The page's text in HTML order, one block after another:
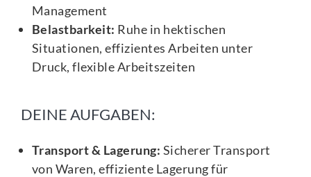
Management
Belastbarkeit: Ruhe in hektischen
Situationen, effizientes Arbeiten unter
Druck, flexible Arbeitszeiten
DEINE AUFGABEN:
Transport & Lagerung: Sicherer Transport
von Waren, effiziente Lagerung für